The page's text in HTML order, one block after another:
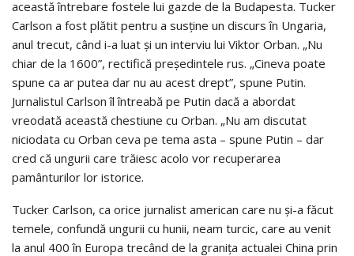
această întrebare fostele lui gazde de la Budapesta. Tucker
Carlson a fost plătit pentru a susține un discurs în Ungaria,
anul trecut, când i-a luat și un interviu lui Viktor Orban. „Nu
chiar de la 1600”, rectifică președintele rus. „Cineva poate
spune ca ar putea dar nu au acest drept”, spune Putin.
Jurnalistul Carlson îl întreabă pe Putin dacă a abordat
vreodată această chestiune cu Orban. „Nu am discutat
niciodata cu Orban ceva pe tema asta – spune Putin – dar
cred că ungurii care trăiesc acolo vor recuperarea
pamânturilor lor istorice.
Tucker Carlson, ca orice jurnalist american care nu și-a făcut
temele, confundă ungurii cu hunii, neam turcic, care au venit
la anul 400 în Europa trecând de la granița actualei China prin